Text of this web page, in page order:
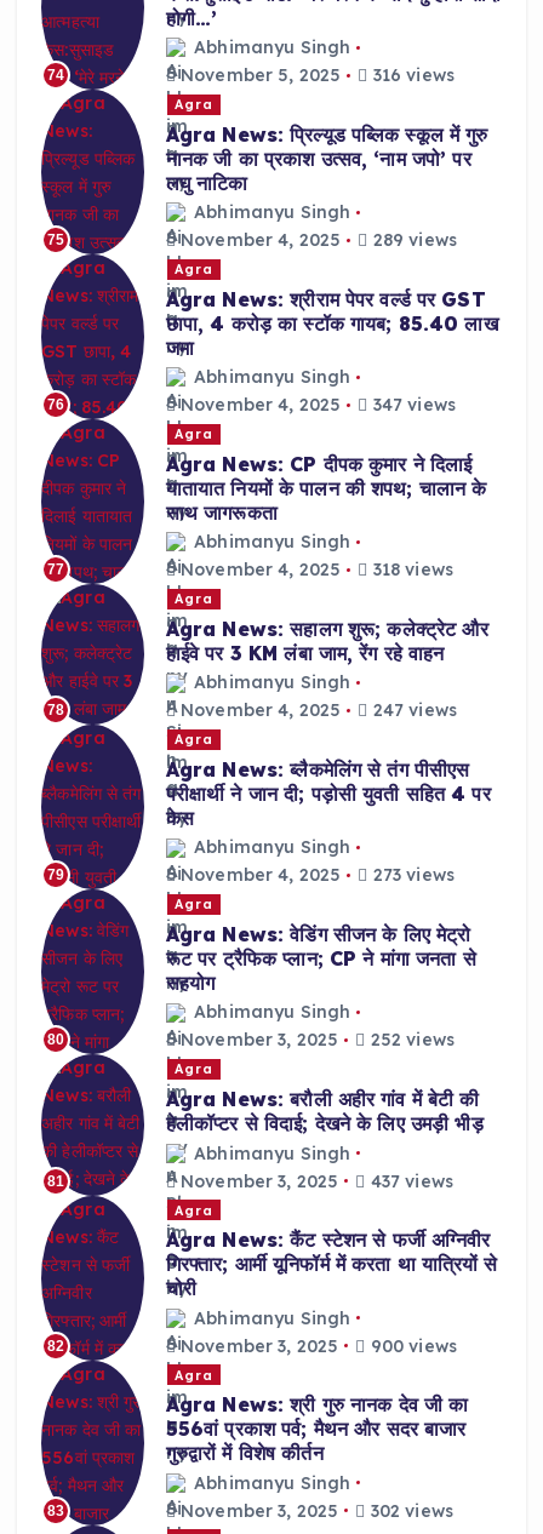
74
होगी…’
Abhimanyu Singh
November 5, 2025
316 views
75
Agra
Agra News: प्रिल्यूड पब्लिक स्कूल में गुरु
नानक जी का प्रकाश उत्सव, ‘नाम जपो’ पर
लघु नाटिका
Abhimanyu Singh
November 4, 2025
289 views
76
Agra
Agra News: श्रीराम पेपर वर्ल्ड पर GST
छापा, 4 करोड़ का स्टॉक गायब; 85.40 लाख
जमा
Abhimanyu Singh
November 4, 2025
347 views
77
Agra
Agra News: CP दीपक कुमार ने दिलाई
यातायात नियमों के पालन की शपथ; चालान के
साथ जागरूकता
Abhimanyu Singh
November 4, 2025
318 views
78
Agra
Agra News: सहालग शुरू; कलेक्ट्रेट और
हाईवे पर 3 KM लंबा जाम, रेंग रहे वाहन
Abhimanyu Singh
November 4, 2025
247 views
79
Agra
Agra News: ब्लैकमेलिंग से तंग पीसीएस
परीक्षार्थी ने जान दी; पड़ोसी युवती सहित 4 पर
केस
Abhimanyu Singh
November 4, 2025
273 views
80
Agra
Agra News: वेडिंग सीजन के लिए मेट्रो
रूट पर ट्रैफिक प्लान; CP ने मांगा जनता से
सहयोग
Abhimanyu Singh
November 3, 2025
252 views
81
Agra
Agra News: बरौली अहीर गांव में बेटी की
हेलीकॉप्टर से विदाई; देखने के लिए उमड़ी भीड़
Abhimanyu Singh
November 3, 2025
437 views
82
Agra
Agra News: कैंट स्टेशन से फर्जी अग्निवीर
गिरफ्तार; आर्मी यूनिफॉर्म में करता था यात्रियों से
चोरी
Abhimanyu Singh
November 3, 2025
900 views
83
Agra
Agra News: श्री गुरु नानक देव जी का
556वां प्रकाश पर्व; मैथन और सदर बाजार
गुरुद्वारों में विशेष कीर्तन
Abhimanyu Singh
November 3, 2025
302 views